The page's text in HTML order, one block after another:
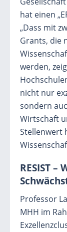
hat einen
„Dass mit
Grants, die
werden,
nicht nur
sondern
Wirtschaft
Stellenwert
RESIST
Professor
MHH im